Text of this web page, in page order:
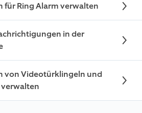
für Ring Alarm verwalten
in der
von Videotürklingeln und